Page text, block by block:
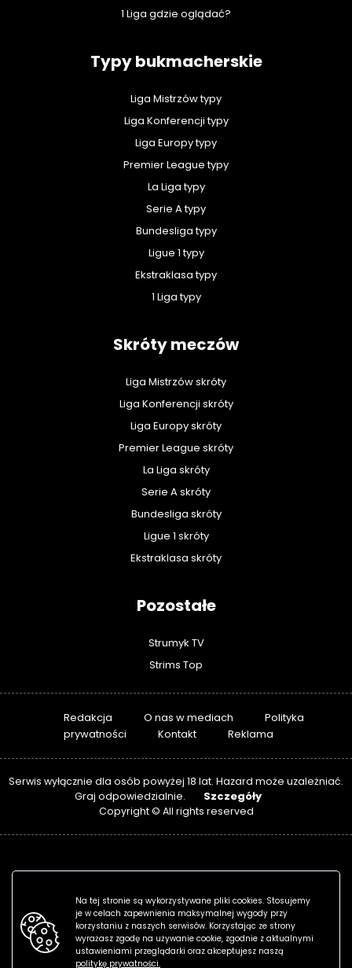
1 Liga gdzie oglądać?
Typy bukmacherskie
Liga Mistrzów typy
Liga Konferencji typy
Liga Europy typy
Premier League typy
La Liga typy
Serie A typy
Bundesliga typy
Ligue 1 typy
Ekstraklasa typy
1 Liga typy
Skróty meczów
Liga Mistrzów skróty
Liga Konferencji skróty
Liga Europy skróty
Premier League skróty
La Liga skróty
Serie A skróty
Bundesliga skróty
Ligue 1 skróty
Ekstraklasa skróty
Pozostałe
Strumyk TV
Strims Top
Redakcja O nas w mediach
Polityka
prywatności
Kontakt Reklama
Serwis wyłącznie dla osób powyżej 18 lat. Hazard może uzależniać.
Graj odpowiedzialnie.
Szczegóły
Copyright © All rights reserved
Na tej stronie są wykorzystywane pliki cookies. Stosujemy
je w celach zapewnienia maksymalnej wygody przy
korzystaniu z naszych serwisów. Korzystając ze strony
wyrażasz zgodę na używanie cookie, zgodnie z aktualnymi
ustawieniami przeglądarki oraz akceptujesz naszą
politykę prywatności.